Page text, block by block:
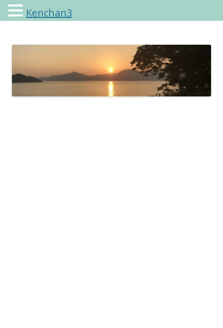
けんちゃんさんのブログ
Kenchan3